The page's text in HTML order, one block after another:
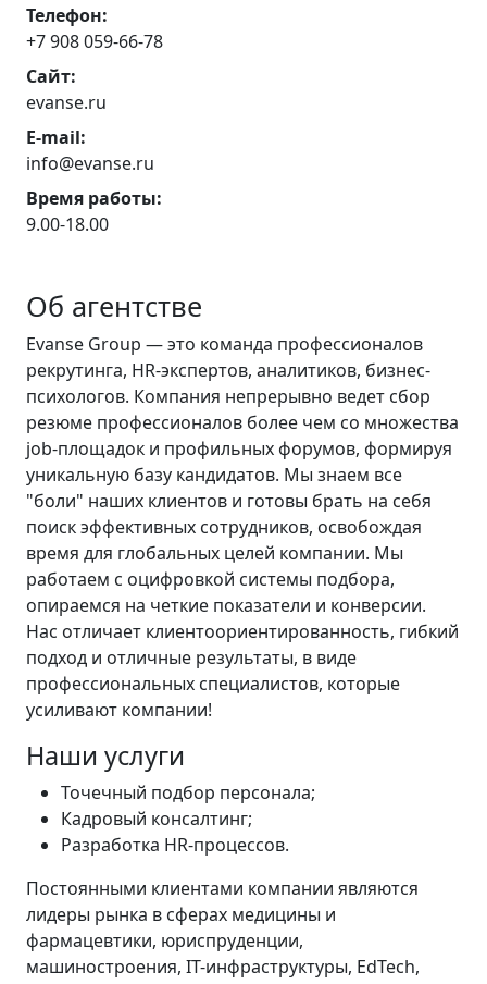
Телефон:
+7 908 059-66-78
Сайт:
evanse.ru
E-mail:
info@evanse.ru
Время работы:
9.00-18.00
Об агентстве
Evanse Group — это команда профессионалов
рекрутинга, HR-экспертов, аналитиков, бизнес-
психологов. Компания непрерывно ведет сбор
резюме профессионалов более чем со множества
job-площадок и профильных форумов, формируя
уникальную базу кандидатов. Мы знаем все
"боли" наших клиентов и готовы брать на себя
поиск эффективных сотрудников, освобождая
время для глобальных целей компании. Мы
работаем с оцифровкой системы подбора,
опираемся на четкие показатели и конверсии.
Нас отличает клиентоориентированность, гибкий
подход и отличные результаты, в виде
профессиональных специалистов, которые
усиливают компании!
Наши услуги
Точечный подбор персонала;
Кадровый консалтинг;
Разработка HR-процессов.
Постоянными клиентами компании являются
лидеры рынка в сферах медицины и
фармацевтики, юриспруденции,
машиностроения, IT-инфраструктуры, EdTech,